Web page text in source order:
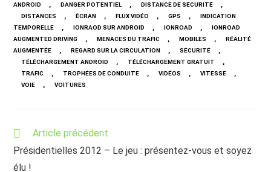
ANDROID
, DANGER POTENTIEL , DISTANCE DE SÉCURITÉ ,
DISTANCES , ÉCRAN , FLUX VIDÉO , GPS ,
INDICATION
TEMPORELLE
, IONRAOD SUR ANDROID , IONROAD ,
IONROAD
AUGMENTED DRIVING
, MENACES DU TRAFIC , MOBILES ,
RÉALITÉ
AUGMENTÉE
, REGARD SUR LA CIRCULATION , SÉCURITÉ ,
TÉLÉCHARGEMENT ANDROID , TÉLÉCHARGEMENT GRATUIT ,
TRAFIC , TROPHÉES DE CONDUITE , VIDÉOS , VITESSE ,
VOIE , VOITURES
Read
articles
Article précédent
Présidentielles 2012 – Le jeu : présentez-vous et soyez
élu !